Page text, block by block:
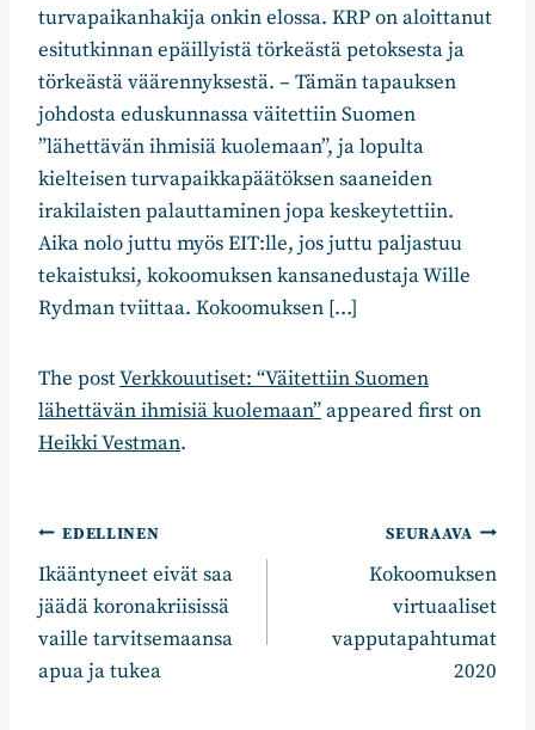
turvapaikanhakija onkin elossa. KRP on aloittanut
esitutkinnan epäillyistä törkeästä petoksesta ja
törkeästä väärennyksestä. – Tämän tapauksen
johdosta eduskunnassa väitettiin Suomen
”lähettävän ihmisiä kuolemaan”, ja lopulta
kielteisen turvapaikkapäätöksen saaneiden
irakilaisten palauttaminen jopa keskeytettiin.
Aika nolo juttu myös EIT:lle, jos juttu paljastuu
tekaistuksi, kokoomuksen kansanedustaja Wille
Rydman tviittaa. Kokoomuksen […]
The postVerkkouutiset: “Väitettiin Suomen
lähettävän ihmisiä kuolemaan”appeared first on
Heikki Vestman.
Artikkelien
selaus
EDELLINEN
Ikääntyneet eivät saa
jäädä koronakriisissä
vaille tarvitsemaansa
apua ja tukea
SEURAAVA
Kokoomuksen
virtuaaliset
vapputapahtumat
2020